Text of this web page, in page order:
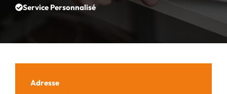
Service Personnalisé
Adresse